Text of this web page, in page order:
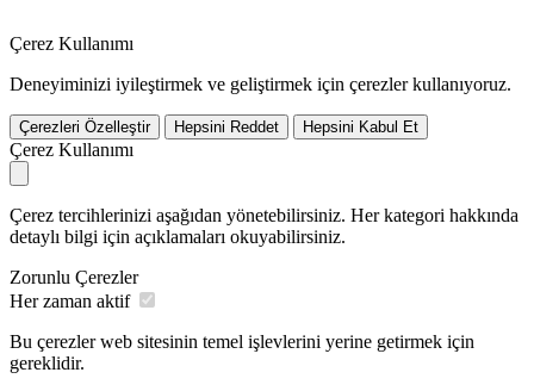
Çerez Kullanımı
Deneyiminizi iyileştirmek ve geliştirmek için çerezler kullanıyoruz.
Çerezleri Özelleştir Hepsini Reddet Hepsini Kabul Et
Çerez Kullanımı
Çerez tercihlerinizi aşağıdan yönetebilirsiniz. Her kategori hakkında
detaylı bilgi için açıklamaları okuyabilirsiniz.
Zorunlu Çerezler
Her zaman aktif
Bu çerezler web sitesinin temel işlevlerini yerine getirmek için
gereklidir.